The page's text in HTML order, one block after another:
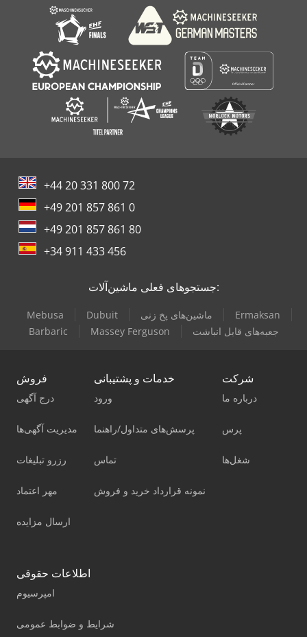
Biesse Skill 1536 G Ft
+44 20 331 800 72
+49 201 857 861 0
+49 201 857 861 80
+34 911 433 456
جستجوهای فعلی ماشین‌آلات:
Mebusa Dubuit ماشین‌های پخ زنی
Ermaksan
Barbaric
Massey Ferguson جعبه‌های قابل انباشت
فروش
درج آگهی
مدیریت آگهی‌ها
رزرو تبلیغات
مهر اعتماد
ارسال مزایده
خدمات و پشتیبانی
ورود
پرسش‌های متداول/راهنما
تماس
نمونه قرارداد خرید و فروش
شرکت
درباره ما
پرس
شغل‌ها
اطلاعات حقوقی
امپرسیوم
شرایط و ضوابط عمومی